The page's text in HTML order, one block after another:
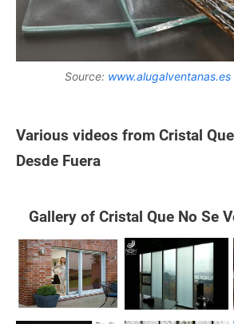
Source: www.alugalventanas.es
Various videos from Cristal
Desde Fuera
Gallery of Cristal Que No Se